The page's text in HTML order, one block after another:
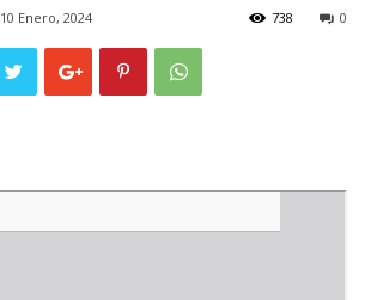
10 Enero, 2024 0
738